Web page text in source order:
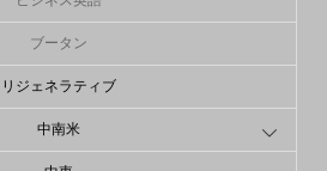
ブータン
リジェネラティブ
中南米